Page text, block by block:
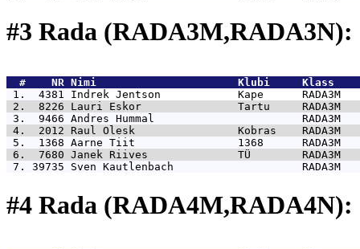
#3 Rada
  #    NR
Nimi                      Klubi
1.  4381 Indrek Jentson            Kape      RADA3M
2.  8226 Lauri Eskor               Tartu     RADA3M
3.  9466 Andres Hummal                       RADA3M
4.  2012 Raul Olesk                Kobras    RADA3M
5.  1368 Aarne Tiit                1368      RADA3M
6.  7680 Janek Riives              TÜ        RADA3M
7. 39735 Sven Kautlenbach                    RADA3M
#4 Rada